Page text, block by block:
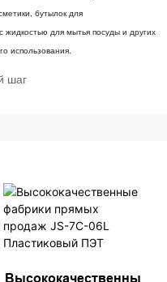
бутылок для
жидкостью для мытья посуды и других
использования.
шаг
Высококачественны